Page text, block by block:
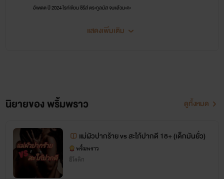
อัพเดต ปี 2024 ไรท์เขียน ซีรีส์ ตระกูลมัส จบแล้วนะคะ
4.ร้อนรัก เพลย์บอยเถื่อน
และจะมีรุ่นลูกต่อ ฝากติดตามด้วยนะคะ
แสดงเพิ่มเติม
นิยายของ พริ้มพราว ดูทั้งหมด
แม่ผัวปากร้าย vs สะใภ้ปากดี 18+ (เด็กมันยั่ว)
พริ้มพราว
อีโรติก